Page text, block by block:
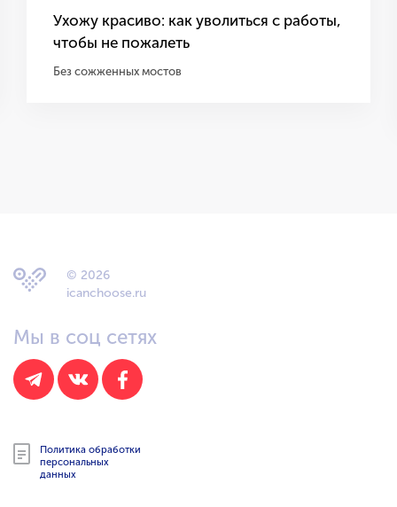
Ухожу красиво: как уволиться с работы,
чтобы не пожалеть
Без сожженных мостов
© 2026
icanchoose.ru
Мы в соц сетях
Политика обработки
персональных
данных